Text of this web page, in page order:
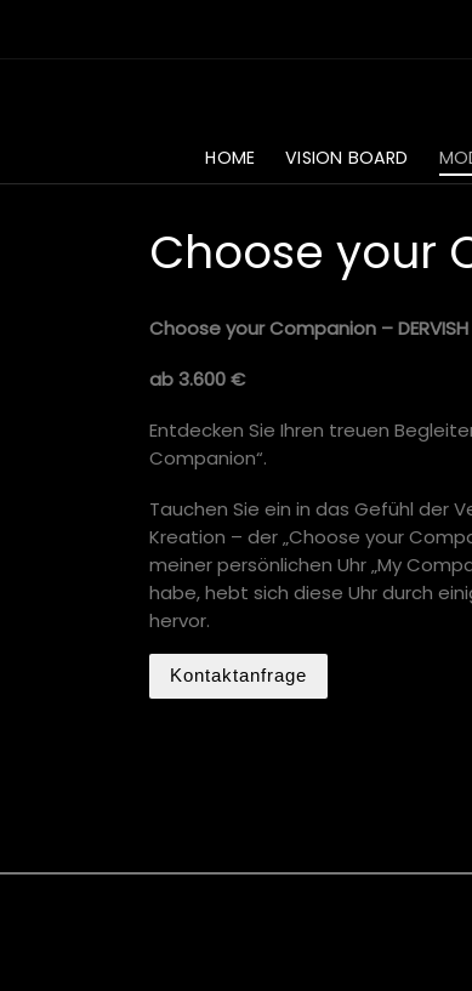
HOME VISION BOARD
Choose your
Choose your Companion –
ab 3.600 €
Entdecken Sie Ihren treuen
Companion“.
Tauchen Sie ein in das Gefühl der
Kreation – der „Choose your
meiner persönlichen Uhr „My
habe, hebt sich diese Uhr durch
hervor.
Kontaktanfrage